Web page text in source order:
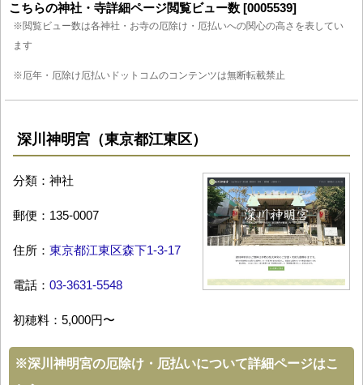
こちらの神社・寺詳細ページ閲覧ビュー数 [0005539]
※閲覧ビュー数は各神社・お寺の厄除け・厄払いへの関心の高さを表してい
ます
※厄年・厄除け厄払いドットコムのコンテンツは無断転載禁止
深川神明宮（東京都江東区）
分類：神社
郵便：135-0007
住所： 東京都江東区森下1-3-17
電話： 03-3631-5548
初穂料：5,000円〜
※深川神明宮の厄除け・厄払いについて詳細ページはこ